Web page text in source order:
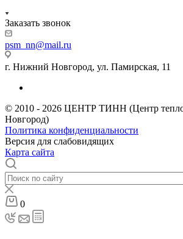
Заказать звонок
psm_nn@mail.ru
г. Нижний Новгород, ул. Памирская, 11
© 2010 - 2026 ЦЕНТР ТИНН (Центр
Новгород)
Политика конфиденциальности
Версия для слабовидящих
Карта сайта
0